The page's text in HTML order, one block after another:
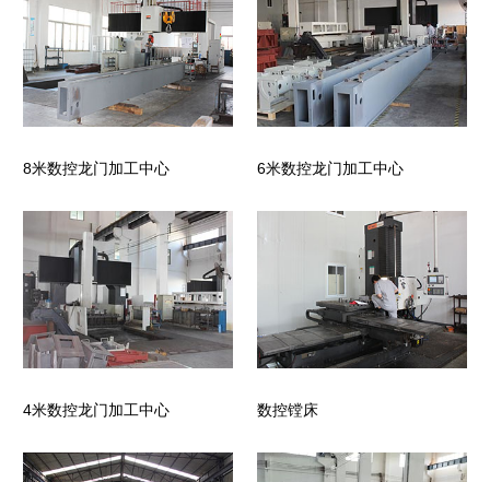
8米数控龙门加工中心 6米数控龙门加工中心
4米数控龙门加工中心 数控镗床